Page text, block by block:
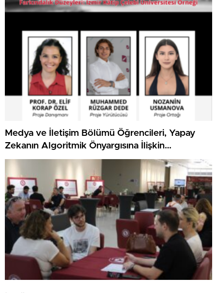
Medya ve İletişim Bölümü Öğrencileri, Yapay
Zekanın Algoritmik Önyargısına İlişkin
Farkındalık Düzeylerini Araştıracak